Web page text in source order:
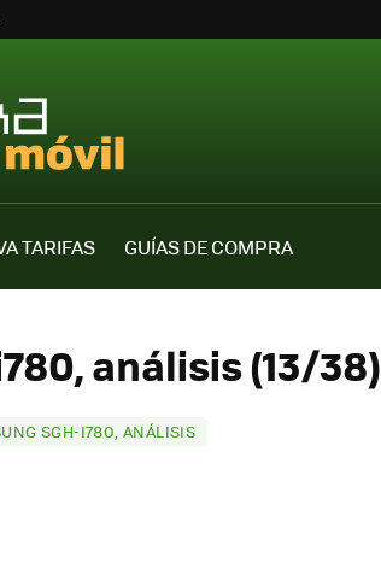
TARIFAS
GUÍAS DE COMPRA
análisis (13/38)
SGH-I780, ANÁLISIS